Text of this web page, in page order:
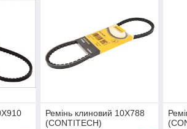
Ремінь клиновий 10X788
(CONTITECH)